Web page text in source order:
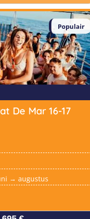
Populair
De Mar 16-17
→ augustus